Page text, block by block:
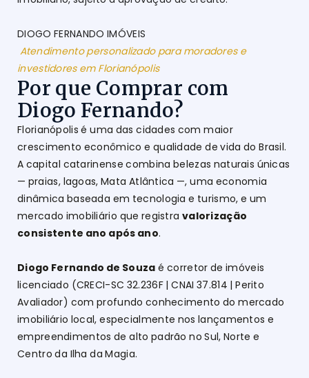
DIOGO FERNANDO IMÓVEIS
Atendimento personalizado para moradores e
investidores em Florianópolis
Por que Comprar com
Diogo Fernando?
Florianópolis é uma das cidades com maior
crescimento econômico e qualidade de vida do Brasil.
A capital catarinense combina belezas naturais únicas
— praias, lagoas, Mata Atlântica —, uma economia
dinâmica baseada em tecnologia e turismo, e um
mercado imobiliário que registra valorização
consistente ano após ano.
Diogo Fernando de Souza é corretor de imóveis
licenciado (CRECI-SC 32.236F | CNAI 37.814 | Perito
Avaliador) com profundo conhecimento do mercado
imobiliário local, especialmente nos lançamentos e
empreendimentos de alto padrão no Sul, Norte e
Centro da Ilha da Magia.